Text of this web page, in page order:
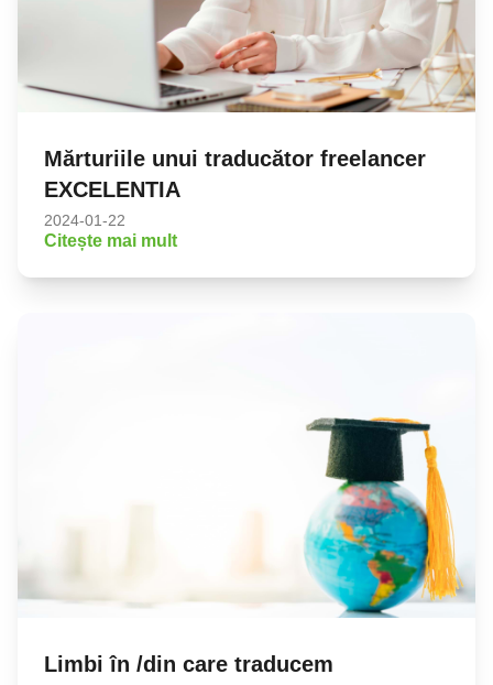
Mărturiile unui traducător freelancer
EXCELENTIA
2024-01-22
Citește mai mult
Limbi în /din care traducem